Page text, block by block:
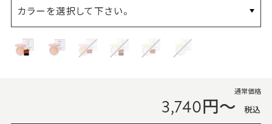
カラーを選択して下さい。
通常価格
3,740円～ 税込